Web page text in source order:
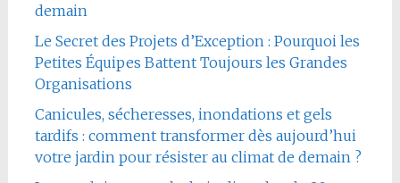
demain
Le Secret des Projets d’Exception : Pourquoi les
Petites Équipes Battent Toujours les Grandes
Organisations
Canicules, sécheresses, inondations et gels
tardifs : comment transformer dès aujourd’hui
votre jardin pour résister au climat de demain ?